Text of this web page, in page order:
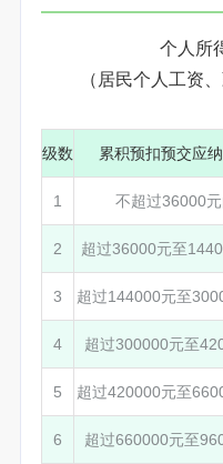
个人所
（居民个人工资
级数 累积预扣预交应
1 不超过36000
2 超过36000元至
3 超过144000元至
4 超过300000元至
5 超过420000元至
6 超过660000元至